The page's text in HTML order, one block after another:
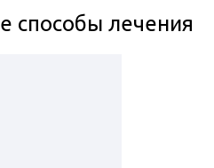
способы лечения